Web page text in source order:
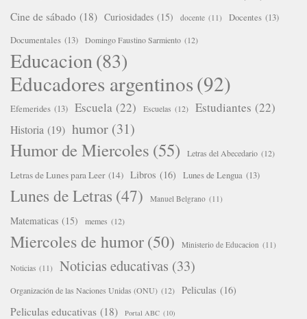
Cine de sábado (18) Curiosidades (15) docente (11) Docentes (13)
Documentales (13) Domingo Faustino Sarmiento (12)
Educacion (83)
Educadores argentinos(92)
Efemerides (13) Escuela (22) Escuelas (12) Estudiantes (22)
Historia (19) humor (31)
Humor de Miercoles (55) Letras del Abecedario (12)
Letras de Lunes para Leer (14) Libros (16) Lunes de Lengua (13)
Lunes de Letras (47) Manuel Belgrano (11)
Matematicas (15) memes (12)
Miercoles de humor(50) Ministerio de Educacion (11)
Noticias (11) Noticias educativas (33)
Organización de las Naciones Unidas (ONU) (12) Peliculas (16)
Peliculas educativas (18) Portal ABC (10)